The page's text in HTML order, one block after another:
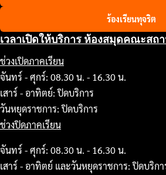
ร้องเรียนทุจริต
เวลาเปิดให้บริการ ห้องสมุดคณะสถ
ช่วงเปิดภาคเรียน
จันทร์ - ศุกร์: 08.30 น. - 16.30 น.
เสาร์ - อาทิตย์: ปิดบริการ
วันหยุดราชการ: ปิดบริการ
ช่วงปิดภาคเรียน
จันทร์ - ศุกร์: 08.30 น. - 16.30 น.
เสาร์ - อาทิตย์ และวันหยุดราชการ: ปิดบริกา